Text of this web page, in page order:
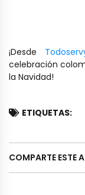
¡Desde
celebración
la Navidad!
ETIQUETAS:
COMPARTE ESTE